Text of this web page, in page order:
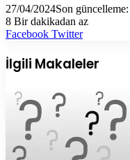
27/04/2024Son
8 Bir dakikadan az
Facebook TwitterLinkedIn
Tumblr
Pinterest
Reddit
VKontakte
E-
ile
paylaş
Yazdır
İlgili Makaleler